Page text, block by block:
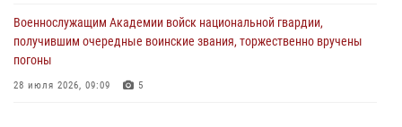
Военнослужащим Академии войск национальной гвардии,
получившим очередные воинские звания, торжественно вручены
погоны
28 июля 2026, 09:09 5